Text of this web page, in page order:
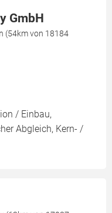
GmbH
(54km von 18184
/ Einbau,
Abgleich, Kern- /